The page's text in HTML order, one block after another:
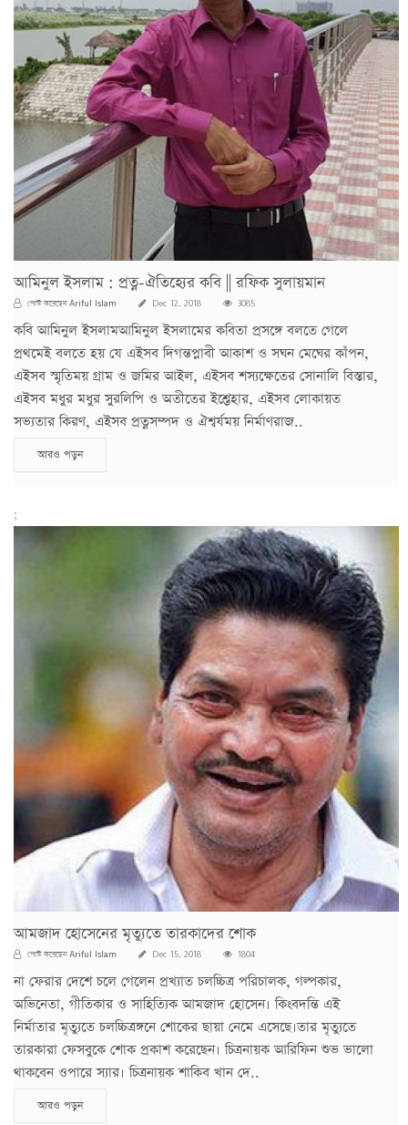
আমিনুল ইসলাম : প্রত্ন-ঐতিহ্যের কবি || রফিক সুলায়মান
পোস্ট করেছেনAriful Islam Dec 12, 2018 3085
কবি আমিনুল ইসলামআমিনুল ইসলামের কবিতা প্রসঙ্গে বলতে গেলে
প্রথমেই বলতে হয় যে এইসব দিগন্তপ্লাবী আকাশ ও সঘন মেঘের কাঁপন,
এইসব স্মৃতিময় গ্রাম ও জমির আইল, এইসব শস্যক্ষেতের সোনালি বিস্তার,
এইসব মধুর মধুর সুরলিপি ও অতীতের ইশ্তেহার, এইসব লোকায়ত
সভ্যতার কিরণ, এইসব প্রত্নসম্পদ ও ঐশ্বর্যময় নির্মাণরাজ..
আরও পড়ুন
;
আমজাদ হোসেনের মৃত্যুতে তারকাদের শোক
পোস্ট করেছেনAriful Islam Dec 15, 2018 1804
না ফেরার দেশে চলে গেলেন প্রখ্যাত চলচ্চিত্র পরিচালক, গল্পকার,
অভিনেতা, গীতিকার ও সাহিত্যিক আমজাদ হোসেন। কিংবদন্তি এই
নির্মাতার মৃত্যুতে চলচ্চিত্রঙ্গনে শোকের ছায়া নেমে এসেছে।তার মৃত্যুতে
তারকারা ফেসবুকে শোক প্রকাশ করেছেন। চিত্রনায়ক আরিফিন শুভ ভালো
থাকবেন ওপারে স্যার। চিত্রনায়ক শাকিব খান দে..
আরও পড়ুন